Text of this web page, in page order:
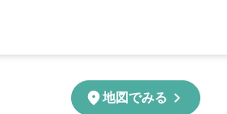
location_on地図でみる chevron_right